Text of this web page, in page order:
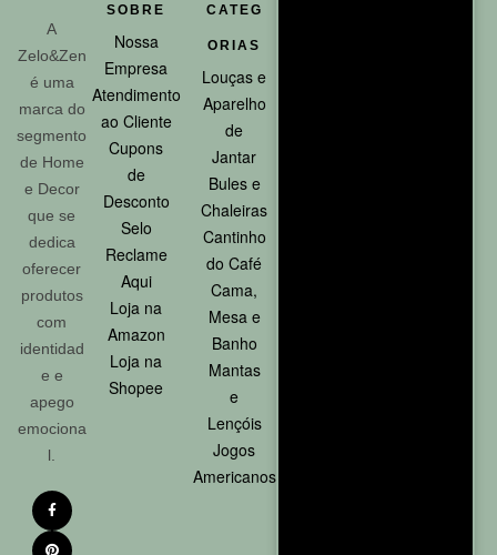
A
Zelo&Zen
é uma
marca do
segmento
de Home
e Decor
que se
dedica
oferecer
produtos
com
identidad
e e
apego
emociona
l.
SOBRE
Nossa
Empresa
Atendimento
ao Cliente
Cupons
de
Desconto
Selo
Reclame
Aqui
Loja na
Amazon
Loja na
Shopee
CATEG
ORIAS
Louças e
Aparelho
de
Jantar
Bules e
Chaleiras
Cantinho
do Café
Cama,
Mesa e
Banho
Mantas
e
Lençóis
Jogos
Americanos